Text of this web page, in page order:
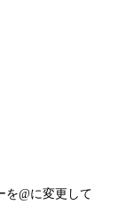
を@に変更して